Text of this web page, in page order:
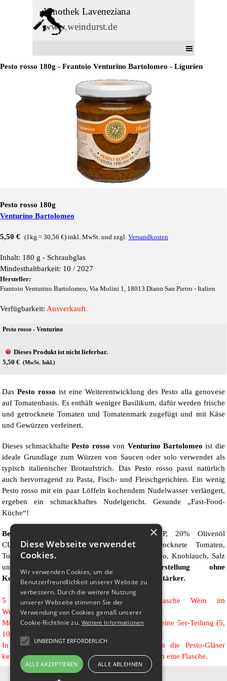
Vinothek Laveneziana
www.weindurst.de
Pesto rosso 180g - Frantoio Venturino Bartolomeo - Ligurien
Pesto rosso 180g
Venturino Bartolomeo
5,50 € (1kg = 30,56 €) inkl. MwSt. und zzgl. Versandkosten
Inhalt: 180 g - Schraubglas
Mindesthaltbarkeit: 10 / 2027
Hersteller:
Frantoio Venturino Bartolomeo, Via Molini 1, 18013 Diano San Pietro - Italien
Verfügbarkeit: Ausverkauft
Pesto rosso - Venturino
Dieses Produkt ist nicht lieferbar.
5,50 € (MwSt. Inkl.)
Das Pesto rosso ist eine Weiterentwicklung des Pesto alla genovese
auf Tomatenbasis. Es enthält weniger Basilikum, dafür werden frische
und getrocknete Tomaten und Tomatenmark zugefügt und mit Käse
und Gewürzen verfeinert.
Dieses schmackhaftePesto rosso von Venturino Bartolomeo ist die
ideale Grundlage zum Würzen von Saucen oder solo verwendet als
typisch italienischer Brotaufstrich. Das Pesto rosso passt natürlich
auch hervorragend zu Pasta, Fisch- und Fleischgerichten. Ein wenig
Pesto rosso mit ein paar Löffeln kochendem Nudelwasser verlängert,
ergeben ein schmackhaftes Nudelgericht. Gesunde „Fast-Food-
Küche“!
Bestandteile
: 25% Basilikum Genovese DOP, 20% Olivenöl
CULTIVAR TAGGIASCA, frische und getrocknete Tomaten,
Tomatenmark, Cashew- und Pinienkerne, Pecorino, Knoblauch, Salz
und Zitronensäure.
Natürliche Herstellung ohne
Konservierungsstoffe und ohne Geschmacksverstärker.
5 Gläser haben den Platzbedarf 1 Flasche Wein im
Weinversandkarton!
Möchten Sie mir Gläser bestellen, achten Sie auf eine 5er-Teilung (5,
10, 15 .... Gläser).
In Verbindung mit einer Weinbestellung haben die Pesto-Gläser
keinen weiteren Platzbedarf, sie passen noch neben eine Flasche.
Vinothek Laveneziana
T:  06182 3930
×
Diese Webseite verwendet
Cookies.
Wir verwenden Cookies, um die
Benutzerfreundlichkeit unserer Website zu
verbessern. Durch die weitere Nutzung
unserer Webseite stimmen Sie der
Verwendung von Cookies gemäß unserer
Cookie-Richtlinie zu. Weitere Informationen
UNBEDINGT ERFORDERLICH
ALLE AKZEPTIEREN ALLE ABLEHNEN